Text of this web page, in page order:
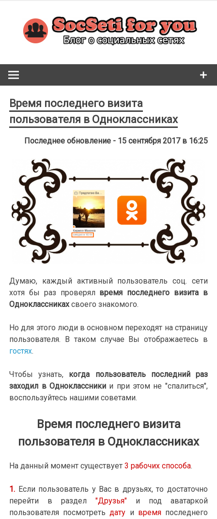
content
Время последнего визита
пользователя в Одноклассниках
Последнее обновление - 15 сентября 2017 в 16:25
Думаю, каждый активный пользователь соц. сети
хотя бы раз проверялвремя последнего визита в
Одноклассникахсвоего знакомого.
Но для этого люди в основном переходят на страницу
пользователя. В таком случае Вы отображаетесь в
гостях.
Чтобы узнать, когда пользователь последний раз
заходил в Одноклассникии при этом не "спалиться",
воспользуйтесь нашими советами.
Время последнего визита
пользователя в Одноклассниках
На данный момент существует 3 рабочих способа.
1. Если пользователь у Вас в друзьях, то достаточно
перейти в раздел "Друзья" и под аватаркой
пользователя посмотретьдату и времяпоследнего